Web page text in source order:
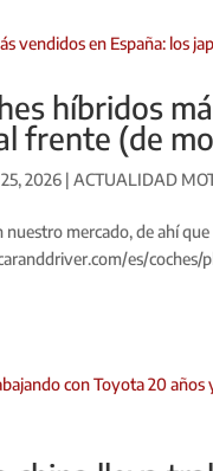
híbridos
frente (de
2026 |ACTUALIDAD
nuestro mercado, de ahí
es/